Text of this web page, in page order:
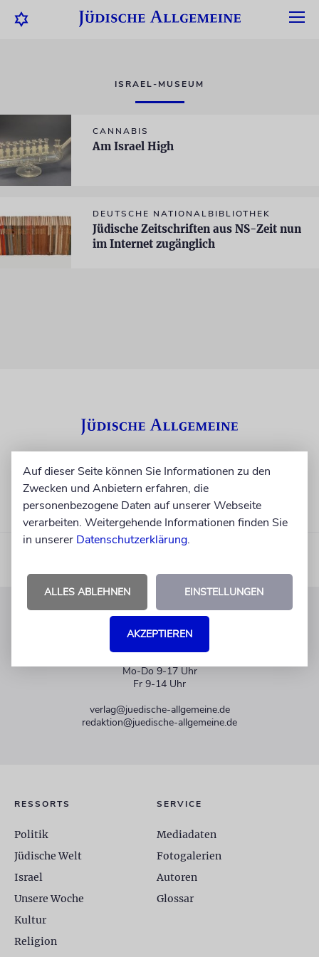
ISRAEL-MUSEUM
CANNABIS
Am Israel High
DEUTSCHE NATIONALBIBLIOTHEK
Jüdische Zeitschriften aus NS-Zeit nun
im Internet zugänglich
KUNDENSERVICE
Mo-Do 9-17 Uhr
Fr 9-14 Uhr
verlag@juedische-allgemeine.de
redaktion@juedische-allgemeine.de
RESSORTS
Politik
Jüdische Welt
Israel
Unsere Woche
Kultur
Religion
SERVICE
Mediadaten
Fotogalerien
Autoren
Glossar
Auf dieser Seite können Sie Informationen zu den
Zwecken und Anbietern erfahren, die
personenbezogene Daten auf unserer Webseite
verarbeiten. Weitergehende Informationen finden Sie
in unserer Datenschutzerklärung.
ALLES ABLEHNEN EINSTELLUNGEN
AKZEPTIEREN